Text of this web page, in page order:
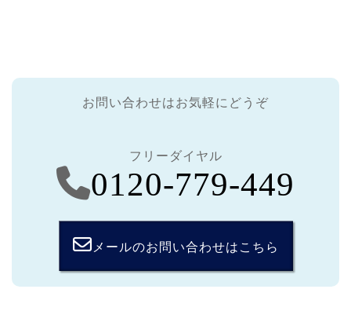
お問い合わせはお気軽にどうぞ
フリーダイヤル
0120-779-449
メールのお問い合わせはこちら